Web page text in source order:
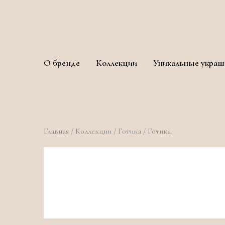
О бренде Коллекции Уникальные
Главная / Коллекции / Готика / Готика